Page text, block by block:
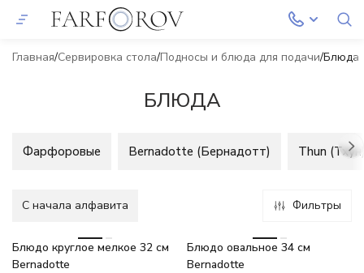
Главная Сервировка стола Подносы и блюда для подачи Блюда
БЛЮДА
Фарфоровые Bernadotte (Бернадотт) Thun
C начала алфавита Фильтры
Блюдо круглое мелкое 32 см
Bernadotte
Блюдо овальное 34 см
Bernadotte